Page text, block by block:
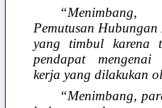
Pemutusan
yang timbul karena
pendapat
kerja yang dilakukan
“Menimbang,